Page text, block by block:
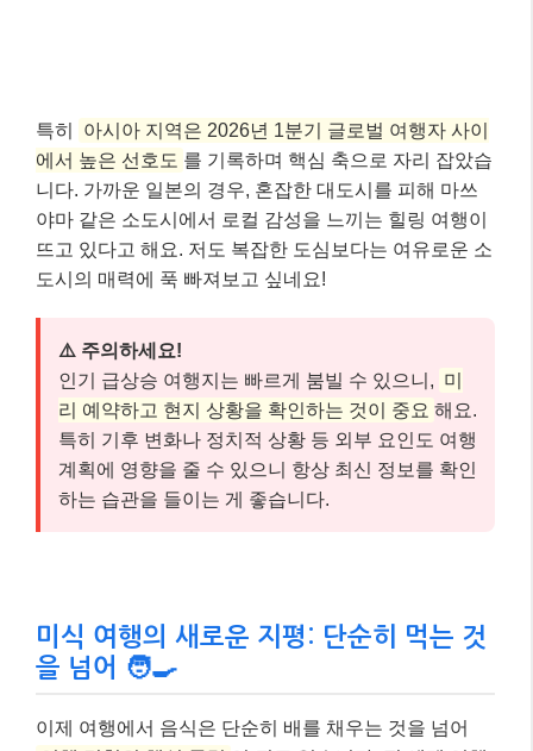
특히 기후 변화나 정치적 상황 등 외부 요인도 여행
계획에 영향을 줄 수 있으니 항상 최신 정보를 확인
하는 습관을 들이는 게 좋습니다.
을 넘어 🧑‍🍳
이제 여행에서 음식은 단순히 배를 채우는 것을 넘어
여행 경험의 핵심 동력 이 되고 있습니다. 전 세계 여행
자의 95%가 ‘푸드 트래블러’로 분류될 수 있으며, 70%
이상이 여행지 선택 시 음식을 중요한 요소로 꼽는다고
형 경험’ 입니다. 미슐랭 스타 레스토랑보다는 현지인들
이 즐겨 찾는 길거리 음식(66%)이나 독특한 로컬 경험
어, 쿠킹 클래스, 농장에서 갓 수확한 재료로 만든 요리